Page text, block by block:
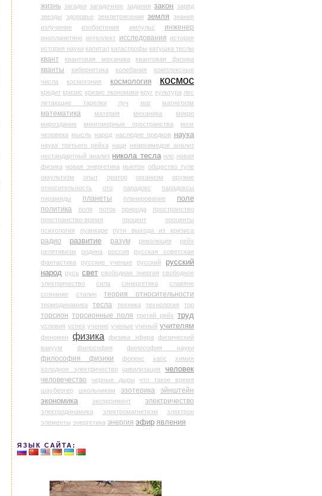
жизнь загадки загадочное задания закон заряд
звезды
здоровье землетрясения земля
знания
излучение
изобретения импульс инженер
инопланетяне интеллект исследования история
история науки капитал катастрофы катушка теслы
квант квантовая механика квантовая физика
кванты кибернетика колебания
комплексные
числа
космогония космология космос
кредит кризис кризис экономики круг культура лес
летающие тарелки
луч маг магнетизм
математика материя механика
микро
мироздание
многомерные пространства
мозг
человека мысль народ наследие предков наука
наука третьего рейха наци
неархимедов анализ
нестандартный анализ никола тесла нло новая
физика новая энергетика ньютон общество туле
оккультизм
опыт оратор организм
оружие
относительность
ото парадокс
парадоксы
пирамиды
планеты планирование
поле
политика
поля поток природа
пространство
пространство-время
процент
проценты
психология
пуанкаре пути выхода из кризиса
радио развитие разум революция
рейх
релятивизм
родина россия
русская советская
фантастика
русские ученые русский
русский
народ русь свет свободная энергия свободное
электричество
сила синергетика
славяне
сознание
сталин теория относительности
термодинамика тесла техника технология тор
торсион торсионные поля третий рейх труд
условия успех учение ученые ученый учителям
феномен физика физика эфира
физический
вакуум
философия философия науки
философия физики форекс хаос
химия
холодное электричество
цивилизация человек
человечество черные дыры
что такое время
шаубергер
школьникам эзотерика
эйнштейн
экономика
эксперимент электричество
электродинамика электромагнетизм
электрон
элементы энергетика энергия эфир явления
ЯЗЫК САЙТА: